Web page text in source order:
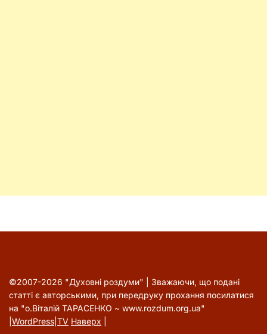
©2007-2026 "Духовні роздуми" | Зважаючи, що подані
статті є авторськими, при передруку прохання посилатися
на "о.Віталій ТАРАСЕНКО ~ www.rozdum.org.ua"
WordPress TV Наверх